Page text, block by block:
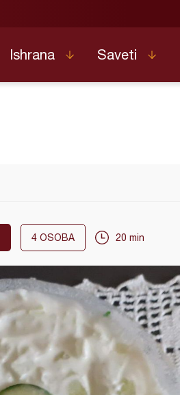
Ishrana Saveti
4 OSOBA 20 min